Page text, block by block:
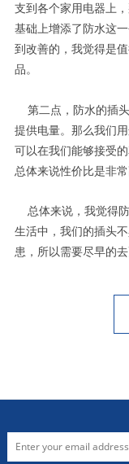
支到各个家用电器上
基础上增添了防水这
到改善的，我觉得是
品。
第二点，防水的插头
提供电量。那么我们
可以在我们能够接受
总体来说性价比是非常
总体来说，我觉得防
生活中，我们的插头
患，所以需要尽早的去